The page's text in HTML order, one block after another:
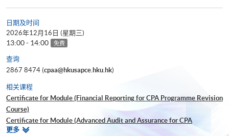
日期及时间
2026年12月16日 (星期三)
13:00 - 14:00 免费
查询
2867 8474 (cpaa@hkusapce.hku.hk)
相关课程
Certificate for Module (Financial Reporting for CPA Programme Revision
Course)
Certificate for Module (Advanced Audit and Assurance for CPA
Programme Revision Course)
更多相